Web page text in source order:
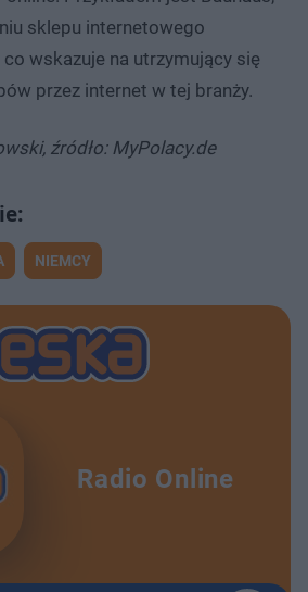
sklepu internetowego
wskazuje na utrzymujący się
przez internet w tej branży.
źródło: MyPolacy.de
NIEMCY
Radio Online